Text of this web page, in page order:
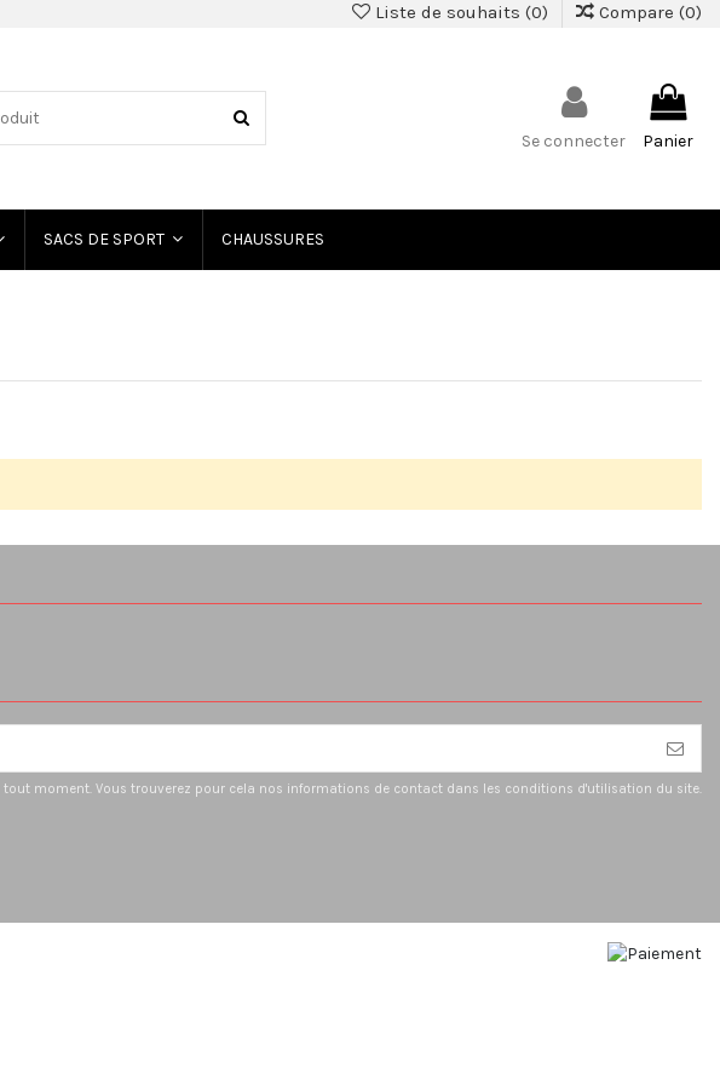
Liste de souhaits (0) Compare (0)
Se connecter Panier
SACS DE SPORT CHAUSSURES
tout moment. Vous trouverez pour cela nos informations de contact dans les conditions d'utilisation du site.